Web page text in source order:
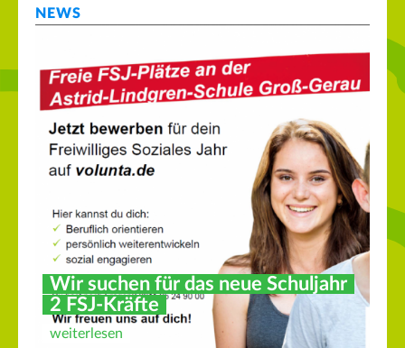
NEWS
Wir suchen für das neue Schuljahr
2 FSJ-Kräfte
weiterlesen